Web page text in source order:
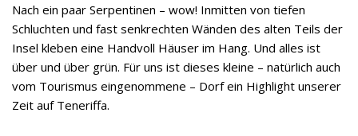
Nach ein paar Serpentinen – wow! Inmitten von tiefen
Schluchten und fast senkrechten Wänden des alten Teils der
Insel kleben eine Handvoll Häuser im Hang. Und alles ist
über und über grün. Für uns ist dieses kleine – natürlich auch
vom Tourismus eingenommene – Dorf ein Highlight unserer
Zeit auf Teneriffa.